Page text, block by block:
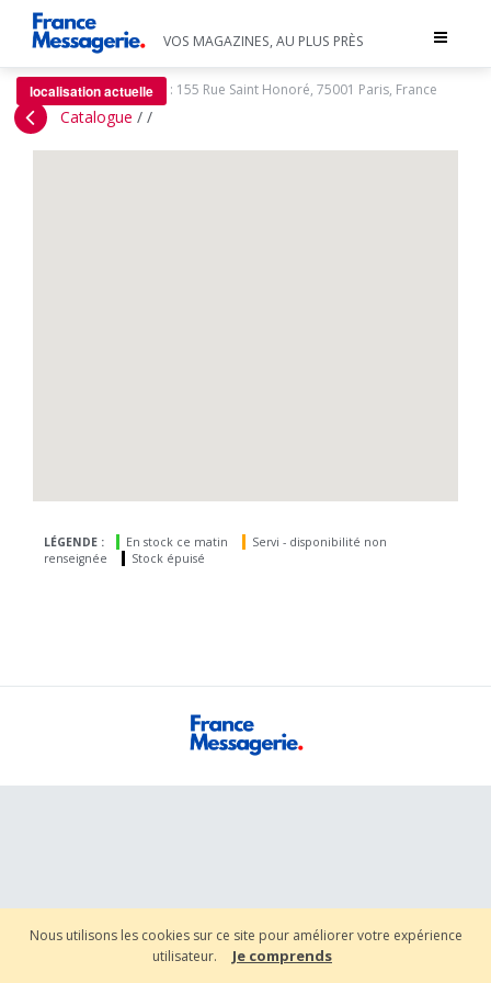
Nous utilisons les cookies sur ce site pour améliorer votre expérience
utilisateur.
Je comprends
Toggle
VOS MAGAZINES, AU PLUS PRÈS
localisation actuelle : 155 Rue Saint Honoré, 75001 Paris, France
Catalogue / /
LÉGENDE : En stock ce matin
Servi - disponibilité non
renseignée
Stock épuisé